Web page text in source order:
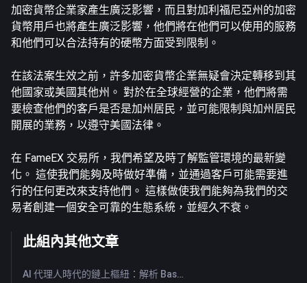
加密貨幣企業家產生廣泛影響，而且對加利福尼亞州的加密
貨幣用戶也將產生廣泛影響，他們將在他們可以使用的服務
和他們可以合法持有的硬幣方面受到限制。
在該法案生效之前，許多加密貨幣企業無疑會決定轉移到其
他國家或美國其他州。 對於在全球經營的企業，他們將需
要檢查他們的客戶是否是加州居民，並可能限制與加州居民
開展的業務，以遵守美國法律。
在 FameEX 交易所，我們希望及時了解監管環境的最新變
化。 這使我們能夠及時做好準備，並通過客戶可能需要進
行的任何更改來支持他們。 這樣做使我們能夠為我們的交
易者創建一個安全可靠的生態系統，並經久不衰。
此組內其他文章
AI 代理人時代的鏈上樞紐：解析 Base MCP 如何重塑 Web3 代理